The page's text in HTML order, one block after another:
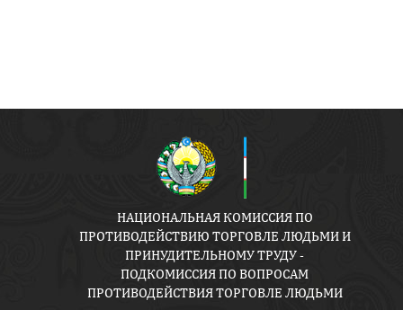
НАЦИОНАЛЬНАЯ КОМИССИЯ ПО
ПРОТИВОДЕЙСТВИЮ ТОРГОВЛЕ ЛЮДЬМИ И
ПРИНУДИТЕЛЬНОМУ ТРУДУ -
ПОДКОМИССИЯ ПО ВОПРОСАМ
ПРОТИВОДЕЙСТВИЯ ТОРГОВЛЕ ЛЮДЬМИ